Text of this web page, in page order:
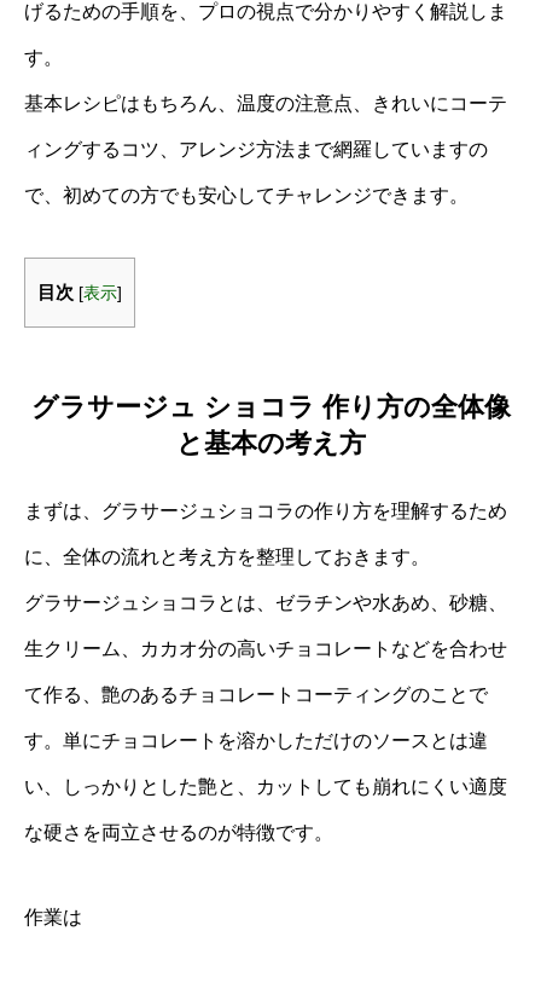
げるための手順を、プロの視点で分かりやすく解説しま
す。
基本レシピはもちろん、温度の注意点、きれいにコーテ
ィングするコツ、アレンジ方法まで網羅していますの
で、初めての方でも安心してチャレンジできます。
目次 [表示]
グラサージュ ショコラ 作り方の全体像
と基本の考え方
まずは、グラサージュショコラの作り方を理解するため
に、全体の流れと考え方を整理しておきます。
グラサージュショコラとは、ゼラチンや水あめ、砂糖、
生クリーム、カカオ分の高いチョコレートなどを合わせ
て作る、艶のあるチョコレートコーティングのことで
す。単にチョコレートを溶かしただけのソースとは違
い、しっかりとした艶と、カットしても崩れにくい適度
な硬さを両立させるのが特徴です。
作業は